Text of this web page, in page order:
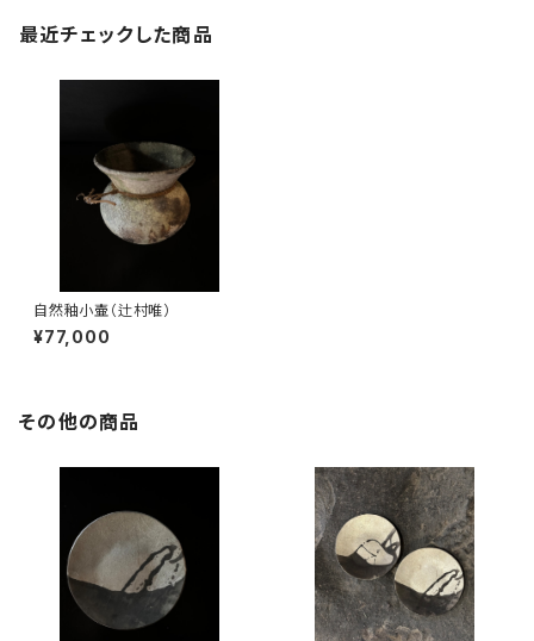
最近チェックした商品
自然釉小壷（辻村唯）
¥77,000
その他の商品